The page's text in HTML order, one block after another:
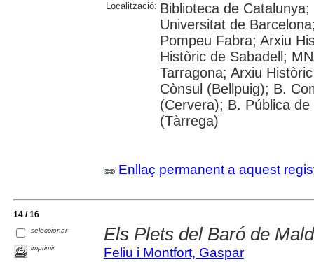
Localització: Biblioteca de
Universitat de
Pompeu Fabra; Arxiu
Històric de Sabadell;
Tarragona; Arxiu
Cònsul (Bellpuig); B.
(Cervera); B. Pública
(Tàrrega)
Enllaç permanent a aquest
14 / 16
seleccionar
imprimir
Els Plets del Baró de
Feliu i Montfort, Gaspar